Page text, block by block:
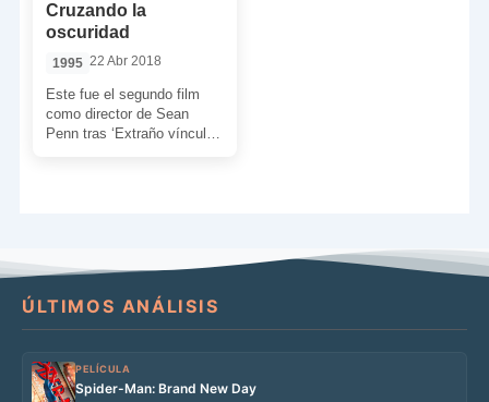
Cruzando la
oscuridad
1995 22 Abr 2018
Este fue el segundo film
como director de Sean
Penn tras ‘Extraño vínculo
ÚLTIMOS ANÁLISIS
PELÍCULA
Spider-Man: Brand New Day